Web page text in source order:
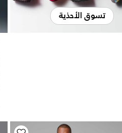
تسوق الأحذية